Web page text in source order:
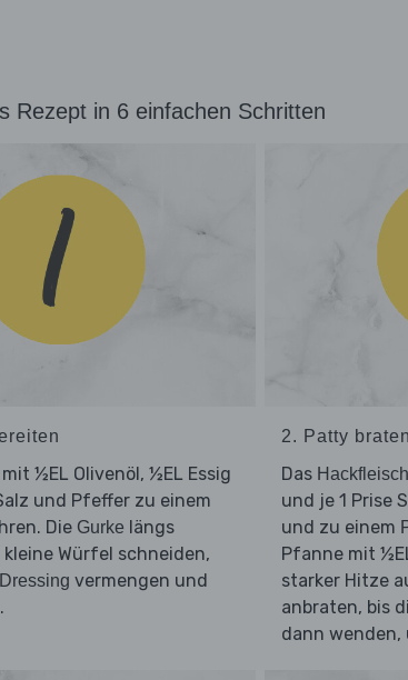
Rezept in 6 einfachen Schritten
mit ½EL Olivenöl, ½EL Essig
und Pfeffer zu einem
Die Gurke längs
Würfel schneiden,
Dressing vermengen und
2. Patty braten
Das Hackfleisch
und je 1 Prise
und zu einem
Pfanne mit
starker Hitze
anbraten, bis
dann wenden,